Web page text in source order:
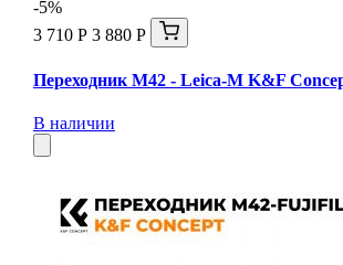
-5%
3 710 Р 3 880 Р
Переходник M42 - Leica-M K&F
В наличии